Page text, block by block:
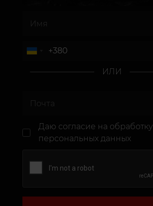
ИЛИ
Даю согласие на обработку
персональных данных